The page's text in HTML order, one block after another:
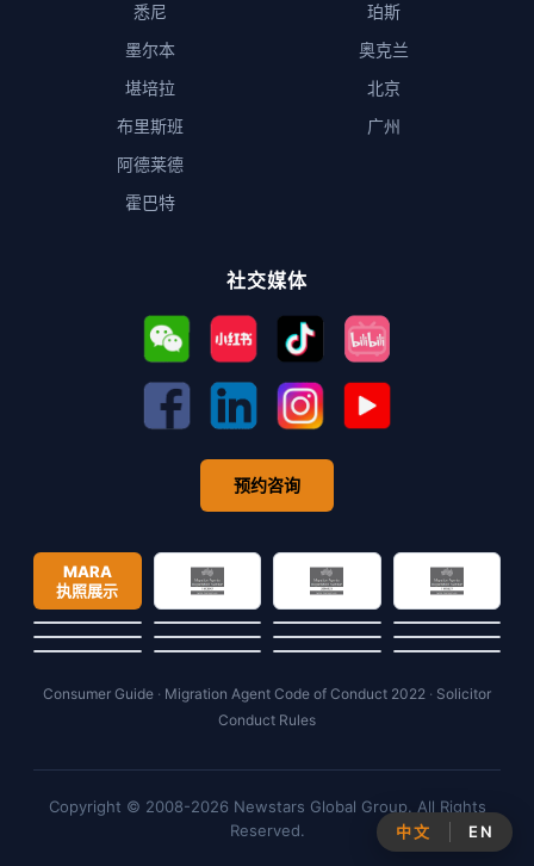
悉尼
墨尔本
堪培拉
布里斯班
阿德莱德
霍巴特
珀斯
奥克兰
北京
广州
社交媒体
预约咨询
MARA
执照展示
Consumer Guide · Migration Agent Code of Conduct 2022 · Solicitor
Conduct Rules
Copyright © 2008-2026 Newstars Global Group. All Rights
Reserved.
中文 EN